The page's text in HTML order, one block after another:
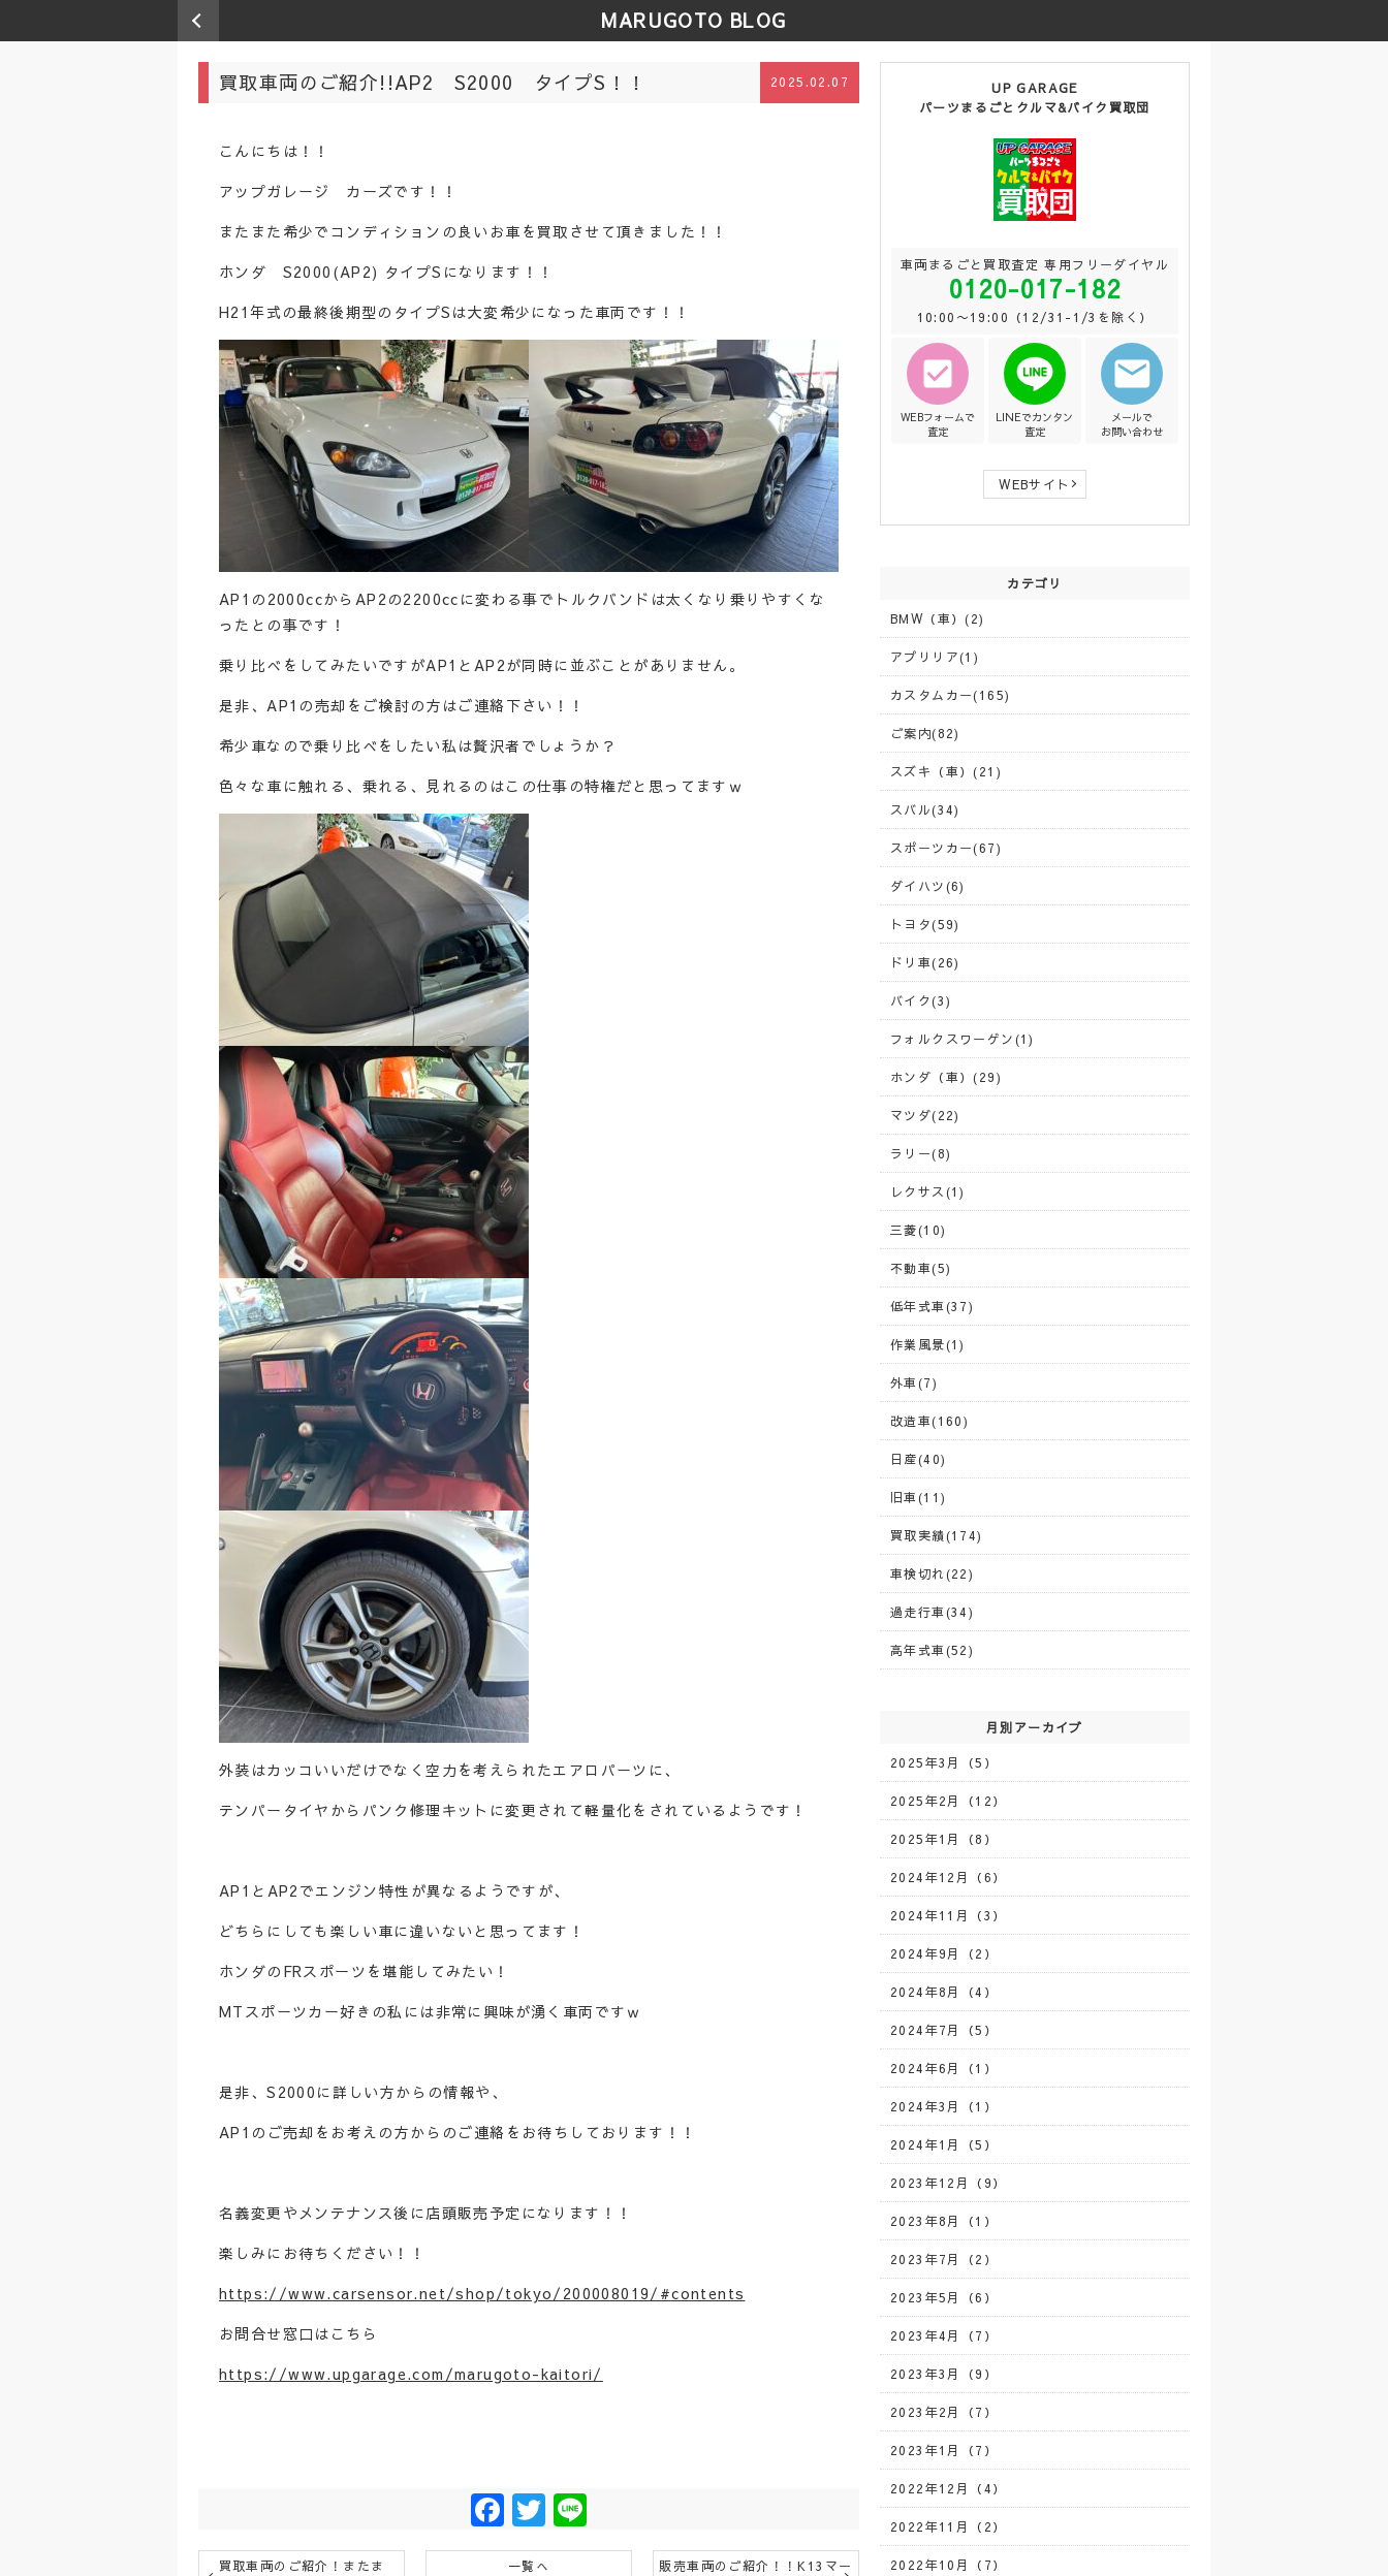
MARUGOTO BLOG
買取車両のご紹介!!AP2 S2000 タイプS！！ 2025.02.07
こんにちは！！
アップガレージ カーズです！！
またまた希少でコンディションの良いお車を買取させて頂きました！！
ホンダ S2000(AP2) タイプSになります！！
H21年式の最終後期型のタイプSは大変希少になった車両です！！
AP1の2000ccからAP2の2200ccに変わる事でトルクバンドは太くなり乗りやすくな
ったとの事です！
乗り比べをしてみたいですがAP1とAP2が同時に並ぶことがありません。
是非、AP1の売却をご検討の方はご連絡下さい！！
希少車なので乗り比べをしたい私は贅沢者でしょうか？
色々な車に触れる、乗れる、見れるのはこの仕事の特権だと思ってますｗ
外装はカッコいいだけでなく空力を考えられたエアロパーツに、
テンパータイヤからパンク修理キットに変更されて軽量化をされているようです！
AP1とAP2でエンジン特性が異なるようですが、
どちらにしても楽しい車に違いないと思ってます！
ホンダのFRスポーツを堪能してみたい！
MTスポーツカー好きの私には非常に興味が湧く車両ですｗ
是非、S2000に詳しい方からの情報や、
AP1のご売却をお考えの方からのご連絡をお待ちしております！！
名義変更やメンテナンス後に店頭販売予定になります！！
楽しみにお待ちください！！
https://www.carsensor.net/shop/tokyo/200008019/#contents
お問合せ窓口はこちら
https://www.upgarage.com/marugoto-kaitori/
Facebook
Twitter
買取車両のご紹介！またま
一覧へ
販売車両のご紹介！！K13マー
UP GARAGE
パーツまるごとクルマ&バイク買取団
車両まるごと買取査定 専用フリーダイヤル
0120-017-182
10:00〜19:00（12/31-1/3を除く）
WEBフォームで
査定
LINEでカンタン
査定
メールで
お問い合わせ
WEBサイト
カテゴリ
BMW（車）(2)
アプリリア(1)
カスタムカー(165)
ご案内(82)
スズキ（車）(21)
スバル(34)
スポーツカー(67)
ダイハツ(6)
トヨタ(59)
ドリ車(26)
バイク(3)
フォルクスワーゲン(1)
ホンダ（車）(29)
マツダ(22)
ラリー(8)
レクサス(1)
三菱(10)
不動車(5)
低年式車(37)
作業風景(1)
外車(7)
改造車(160)
日産(40)
旧車(11)
買取実績(174)
車検切れ(22)
過走行車(34)
高年式車(52)
月別アーカイブ
2025年3月（5）
2025年2月（12）
2025年1月（8）
2024年12月（6）
2024年11月（3）
2024年9月（2）
2024年8月（4）
2024年7月（5）
2024年6月（1）
2024年3月（1）
2024年1月（5）
2023年12月（9）
2023年8月（1）
2023年7月（2）
2023年5月（6）
2023年4月（7）
2023年3月（9）
2023年2月（7）
2023年1月（7）
2022年12月（4）
2022年11月（2）
2022年10月（7）